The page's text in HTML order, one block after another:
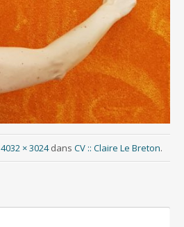
4032 × 3024dans CV :: Claire Le Breton.